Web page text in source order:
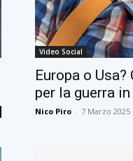
Video Social
Europa o
per la guerra
Nico Piro - 7 Marzo 2025